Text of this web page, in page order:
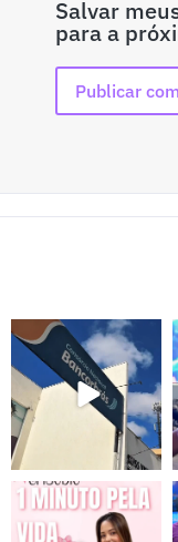
Salvar
para a